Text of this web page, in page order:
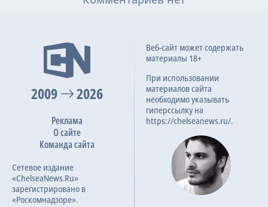
2009 2026
Реклама
О сайте
Команда сайта
Сетевое издание
«ChelseaNews.Ru»
зарегистрировано в
«Роскомнадзоре».
Веб-сайт может содержать
материалы 18+
При использовании
материалов сайта
необходимо указывать
гиперссылку на
https://chelseanews.ru/.